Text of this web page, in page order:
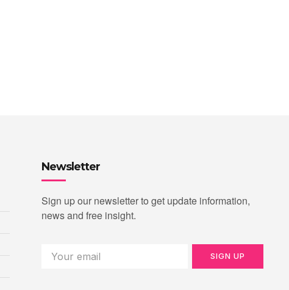
Newsletter
Sign up our newsletter to get update information,
news and free insight.
SIGN UP